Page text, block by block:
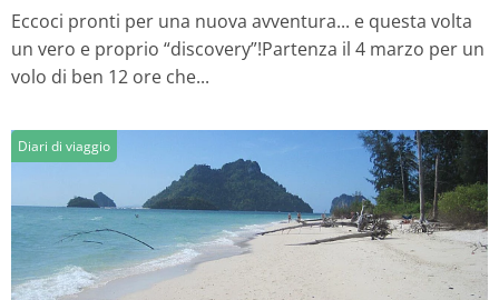
Eccoci pronti per una nuova avventura... e questa volta
un vero e proprio “discovery”!Partenza il 4 marzo per un
volo di ben 12 ore che...
Diari di viaggio